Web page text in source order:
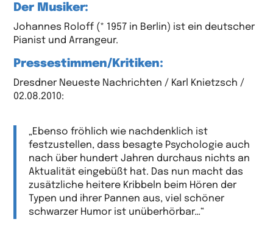
Der Musiker:
Johannes Roloff (* 1957 in Berlin) ist ein deutscher
Pianist und Arrangeur.
Pressestimmen/Kritiken:
Dresdner Neueste Nachrichten / Karl Knietzsch /
02.08.2010:
„Ebenso fröhlich wie nachdenklich ist
festzustellen, dass besagte Psychologie auch
nach über hundert Jahren durchaus nichts an
Aktualität eingebüßt hat. Das nun macht das
zusätzliche heitere Kribbeln beim Hören der
Typen und ihrer Pannen aus, viel schöner
schwarzer Humor ist unüberhörbar…“